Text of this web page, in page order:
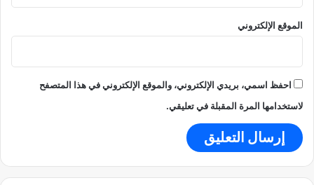
الموقع الإلكتروني
احفظ اسمي، بريدي الإلكتروني، والموقع الإلكتروني في هذا المتصفح
لاستخدامها المرة المقبلة في تعليقي.